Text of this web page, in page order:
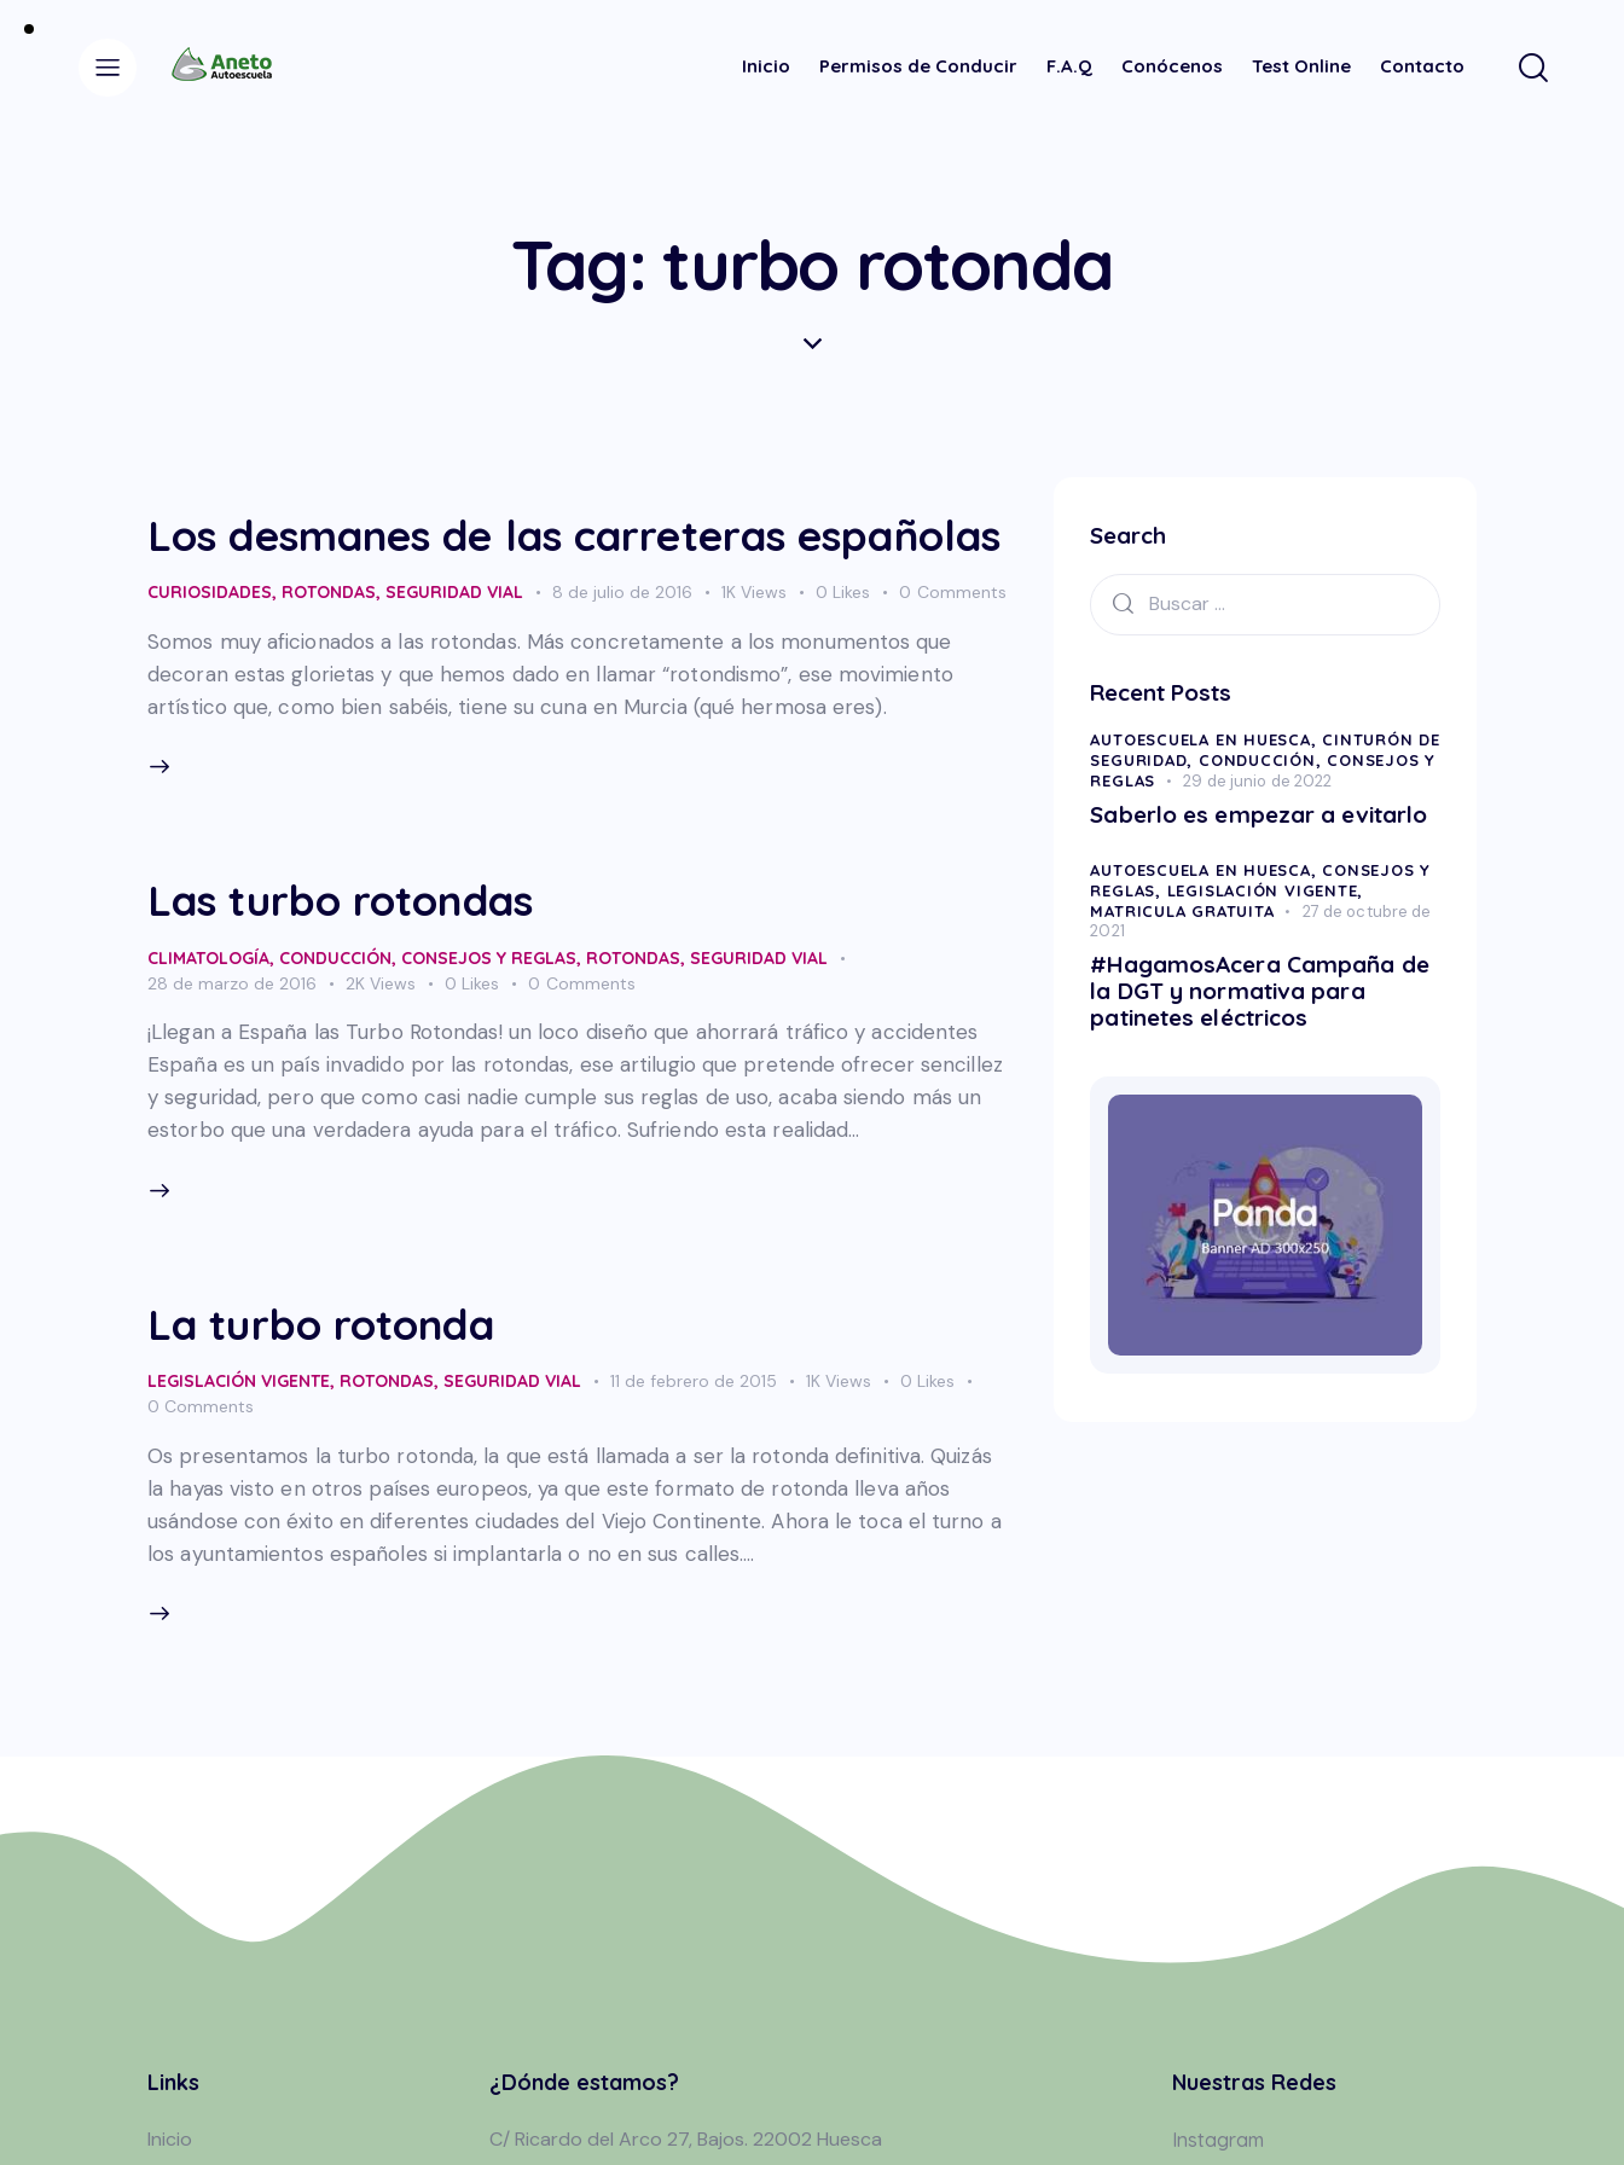
Inicio Permisos de Conducir F.A.Q Conócenos Test Online Contacto
Tag: turbo rotonda
Los desmanes de las carreteras españolas
CURIOSIDADES, ROTONDAS, SEGURIDAD VIAL 8 de julio de 2016 1K Views 0 Likes 0 Comments
Somos muy aficionados a las rotondas. Más concretamente a los monumentos que
decoran estas glorietas y que hemos dado en llamar “rotondismo”, ese movimiento
artístico que, como bien sabéis, tiene su cuna en Murcia (qué hermosa eres).
Las turbo rotondas
CLIMATOLOGÍA, CONDUCCIÓN, CONSEJOS Y REGLAS, ROTONDAS, SEGURIDAD VIAL
28 de marzo de 2016
2K Views 0 Likes 0 Comments
¡Llegan a España las Turbo Rotondas! un loco diseño que ahorrará tráfico y accidentes
España es un país invadido por las rotondas, ese artilugio que pretende ofrecer sencillez
y seguridad, pero que como casi nadie cumple sus reglas de uso, acaba siendo más un
estorbo que una verdadera ayuda para el tráfico. Sufriendo esta realidad…
La turbo rotonda
LEGISLACIÓN VIGENTE, ROTONDAS, SEGURIDAD VIAL 11 de febrero de 2015 1K Views 0 Likes
0 Comments
Os presentamos la turbo rotonda, la que está llamada a ser la rotonda definitiva. Quizás
la hayas visto en otros países europeos, ya que este formato de rotonda lleva años
usándose con éxito en diferentes ciudades del Viejo Continente. Ahora le toca el turno a
los ayuntamientos españoles si implantarla o no en sus calles.…
Search
Recent Posts
AUTOESCUELA EN HUESCA, CINTURÓN DE
SEGURIDAD, CONDUCCIÓN, CONSEJOS Y
REGLAS
29 de junio de 2022
Saberlo es empezar a evitarlo
AUTOESCUELA EN HUESCA, CONSEJOS Y
REGLAS, LEGISLACIÓN VIGENTE,
MATRICULA GRATUITA
27 de octubre de
2021
#HagamosAcera Campaña de
la DGT y normativa para
patinetes eléctricos
Links
Inicio
¿Dónde estamos?
C/ Ricardo del Arco 27, Bajos. 22002 Huesca
Nuestras Redes
Instagram